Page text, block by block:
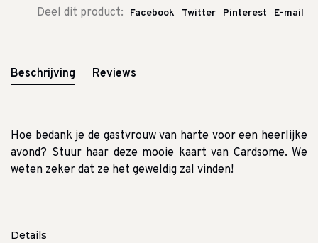
Deel dit product: Facebook Twitter Pinterest E-mail
Beschrijving Reviews
Hoe bedank je de gastvrouw van harte voor een heerlijke
avond? Stuur haar deze mooie kaart van Cardsome. We
weten zeker dat ze het geweldig zal vinden!
Details